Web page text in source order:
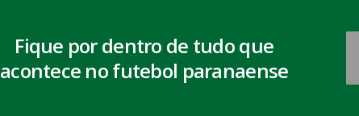
Fique por dentro de tudo que
acontece no futebol paranaense